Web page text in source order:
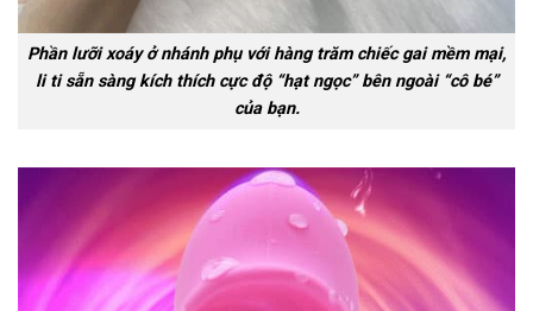
Phần lưỡi xoáy ở nhánh phụ với hàng trăm chiếc gai mềm mại,
li ti sẵn sàng kích thích cực độ “hạt ngọc” bên ngoài “cô bé”
của bạn.